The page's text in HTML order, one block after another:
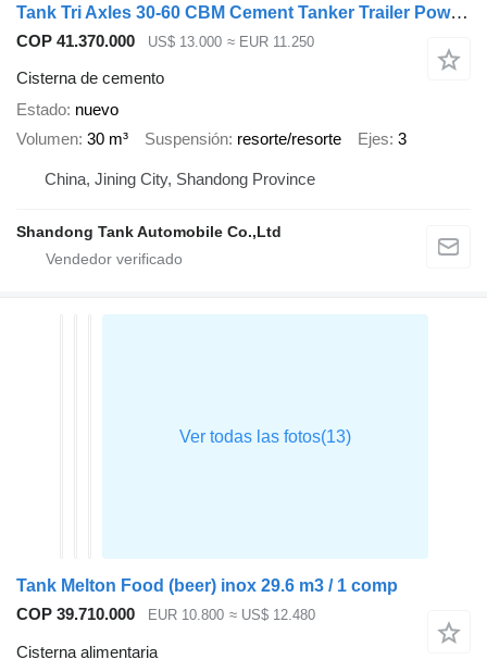
Tank Tri Axles 30-60 CBM Cement Tanker Trailer Powder Tanker
COP 41.370.000 US$ 13.000 ≈ EUR 11.250
Cisterna de cemento
Estado nuevo
Volumen 30 m³ Suspensión resorte/resorte Ejes 3
China, Jining City, Shandong Province
Shandong Tank Automobile Co.,Ltd
Tank Melton Food (beer) inox 29.6 m3 / 1 comp
COP 39.710.000
EUR 10.800 ≈ US$ 12.480
Cisterna alimentaria